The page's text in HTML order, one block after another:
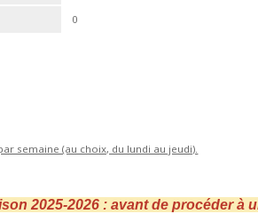
0
semaine (au choix, du lundi au jeudi).
2025-2026 : avant de procéder